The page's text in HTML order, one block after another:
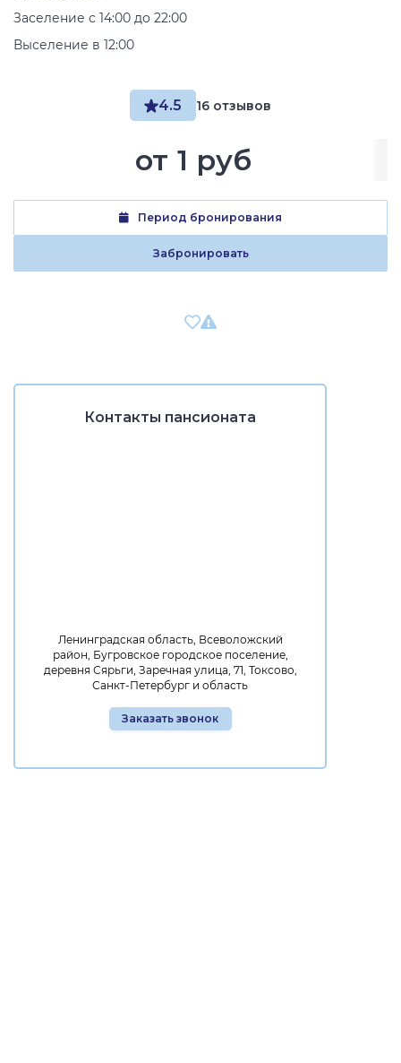
4.5 16 отзывов
от 1 руб
Период бронирования
Забронировать
Заселение с 14:00 до 22:00
Выселение в 12:00
Контакты пансионата
Ленинградская область, Всеволожский
район, Бугровское городское поселение,
деревня Сярьги, Заречная улица, 71, Токсово,
Санкт-Петербург и область
Заказать звонок